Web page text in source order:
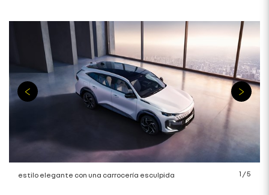
estilo elegante con una carrocería esculpida 1 /5